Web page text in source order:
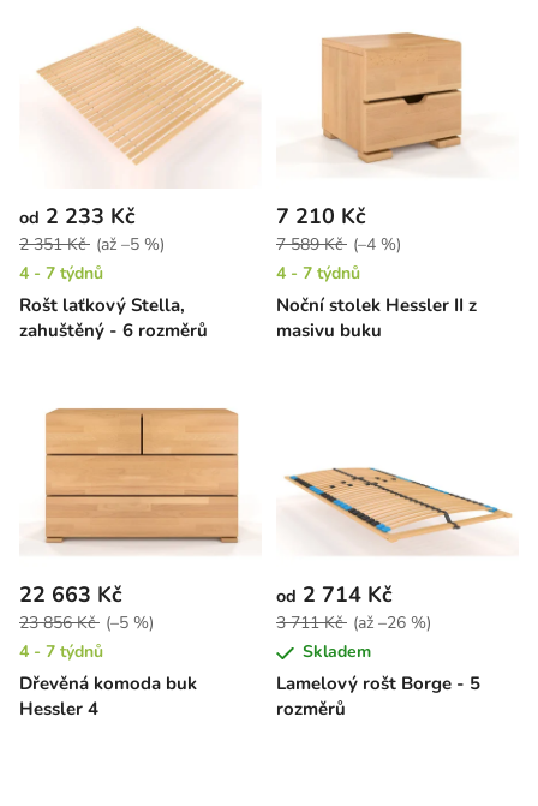
Rošt laťkový Stella,
zahuštěný - 6 rozměrů
od 2 233 Kč
2 351 Kč (až –5 %)
4 - 7 týdnů
Noční stolek Hessler II z
masivu buku
7 210 Kč
7 589 Kč (–4 %)
4 - 7 týdnů
Dřevěná komoda buk
Hessler 4
22 663 Kč
23 856 Kč (–5 %)
4 - 7 týdnů
Lamelový rošt Borge - 5
rozměrů
od 2 714 Kč
3 711 Kč (až –26 %)
Skladem